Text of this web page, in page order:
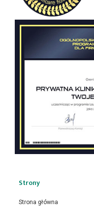
Strony
Strona główna